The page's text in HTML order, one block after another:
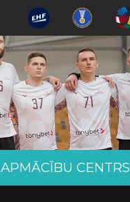
APMĀCĪBU CENTRS